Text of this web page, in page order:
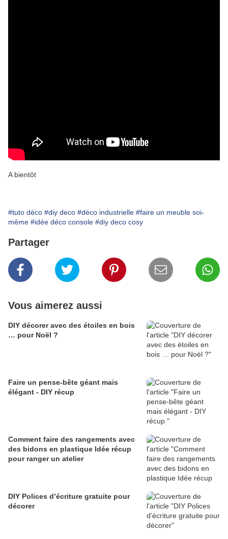
A bientôt
#tuto déco #diy deco #déco industrielle #faire un meuble soi-
même #idée déco console #diy deco cosy
Partager
Vous aimerez aussi
DIY décorer avec des étoiles en bois
… pour Noël ?
Faire un pense-bête géant mais
élégant - DIY récup
Comment faire des rangements avec
des bidons en plastique Idée récup
pour ranger un atelier
DIY Polices d’écriture gratuite pour
décorer